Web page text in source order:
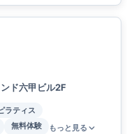
ド六甲ビル2F
ラティス
無料体験 もっと見る